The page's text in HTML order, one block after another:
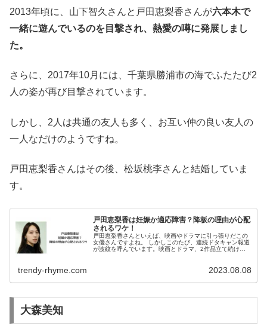
2013年頃に、山下智久さんと戸田恵梨香さんが六本木で
一緒に遊んでいるのを目撃され、熱愛の噂に発展しまし
た。
さらに、2017年10月には、千葉県勝浦市の海でふたたび2
人の姿が再び目撃されています。
しかし、2人は共通の友人も多く、お互い仲の良い友人の
一人なだけのようですね。
戸田恵梨香さんはその後、松坂桃李さんと結婚していま
す。
戸田恵梨香は妊娠か適応障害？降板の理由が心配
されるワケ！
戸田恵梨香さんといえば、映画やドラマに引っ張りだこの
女優さんですよね。 しかしこのたび、連続ドタキャン報道
が波紋を呼んでいます。映画とドラマ、2作品立て続けに
trendy-rhyme.com 2023.08.08
大森美知